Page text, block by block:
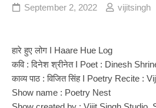
September 2, 2022
vijitsingh
हारे हुए लोग I Haare Hue Log
कवि : दिनेश श्रीनेत I Poet : Dinesh
काव्य पाठ : विजित सिंह I Poetry Recite :
Show name : Poetry Nest